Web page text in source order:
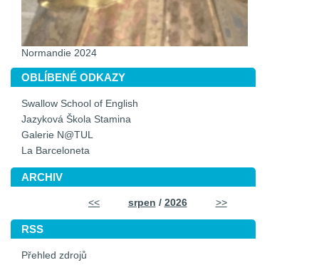
Normandie 2024
OBLÍBENÉ ODKAZY
Swallow School of English
Jazyková Škola Stamina
Galerie N@TUL
La Barceloneta
ARCHIV
<< srpen / 2026 >>
RSS
Přehled zdrojů